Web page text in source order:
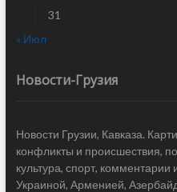
31
« Июл
Новости-Грузия
Новости Грузии, Кавказа.
конфликты и происшествия,
культура, спорт,
Украиной, Арменией,